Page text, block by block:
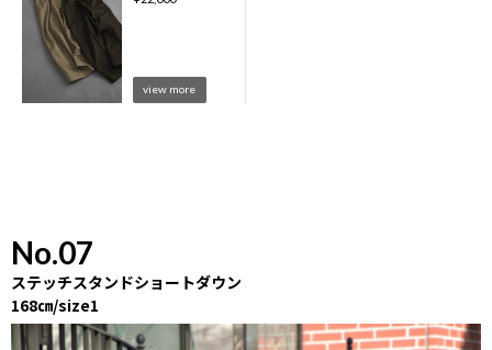
view more
No.07
ステッチスタンドショートダウン
168㎝/size1